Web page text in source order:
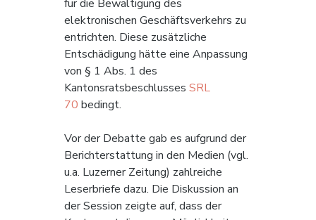
für die Bewältigung des
elektronischen Geschäftsverkehrs zu
entrichten. Diese zusätzliche
Entschädigung hätte eine Anpassung
von § 1 Abs. 1 des
Kantonsratsbeschlusses SRL
70 bedingt.
Vor der Debatte gab es aufgrund der
Berichterstattung in den Medien (vgl.
u.a. Luzerner Zeitung) zahlreiche
Leserbriefe dazu. Die Diskussion an
der Session zeigte auf, dass der